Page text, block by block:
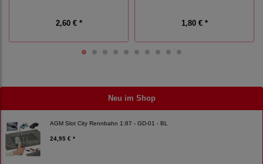
Neu im Shop
AGM Slot City Rennbahn 1:87 - GD-01 - BL
24,95 € *
2,60 € * 1,80 € *